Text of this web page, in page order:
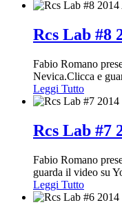
Rcs Lab #8
Fabio Romano
Nevica.Clicca e
Leggi Tutto
Rcs Lab #7
Fabio Romano
guarda il video su
Leggi Tutto